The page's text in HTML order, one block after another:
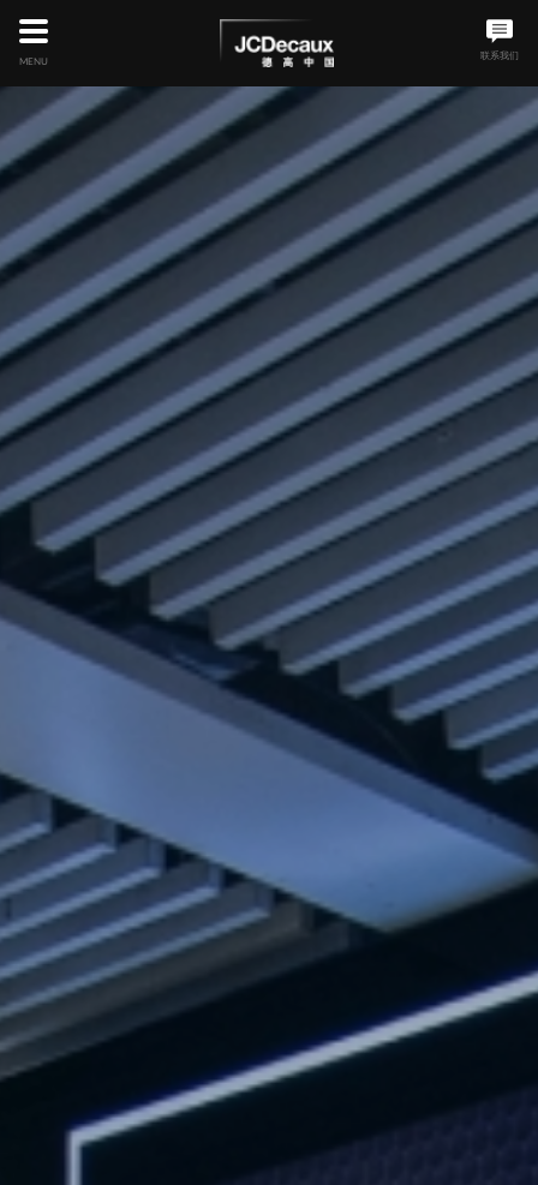
main
content
MENU
联系我们